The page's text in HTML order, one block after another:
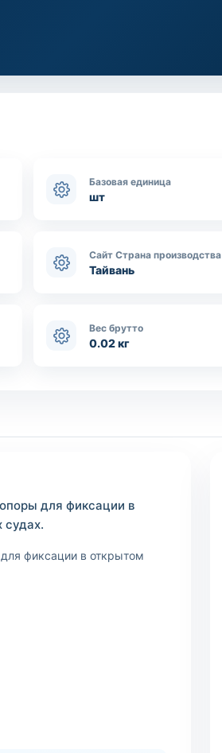
Базовая единица
шт
Сайт Страна производства
Тайвань
Вес брутто
0.02 кг
для фиксации в
судах.
фиксации в открытом